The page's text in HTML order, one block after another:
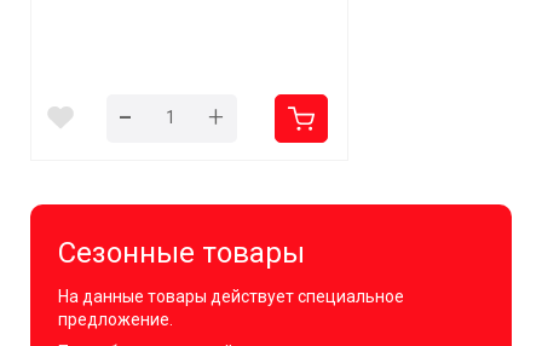
- +
Сезонные товары
На данные товары действует специальное
предложение.